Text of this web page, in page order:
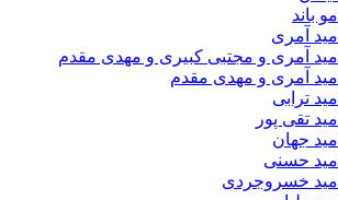
امو باند
امید آمری
امید آمری و مجتبی کبیری و مهدى مقدم
امید آمری و مهدی مقدم
امید ترابی
امید تقی پور
امید جهان
امید حسنی
امید خسروجردی